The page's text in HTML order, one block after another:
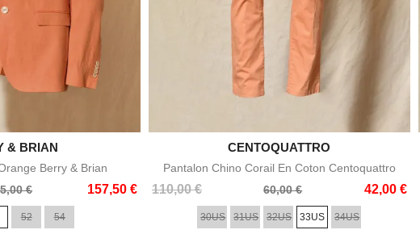
rapide
& BRIAN
Berry & Brian
€ 157,50 €
52 54
Aperçu rapide
CENTOQUATTRO
Pantalon Chino Corail En Coton Centoquattro
110,00 €
Prix
60,00 € 42,00 €
Prix
30US 31US 32US 33US 34US